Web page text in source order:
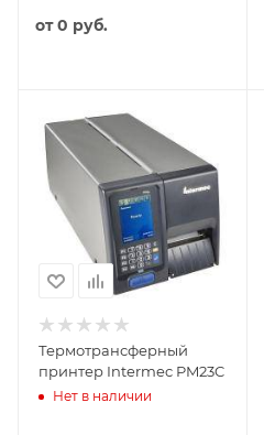
от0 руб.
Термотрансферный
принтер Intermec PM23C
Нет в наличии